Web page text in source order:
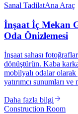
Sanal TadilatAna Araç
İnşaat İç Mekan
Oda Önizlemesi
İnşaat sahası
dönüştürün. Kaba
mobilyalı odalar
yatırımcı sunumları
Daha fazla bilgi
Construction Room